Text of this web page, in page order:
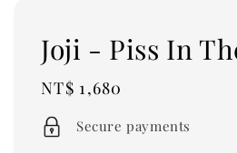
Joji - Piss In
Regular
price
NT$ 1,680
Secure payments